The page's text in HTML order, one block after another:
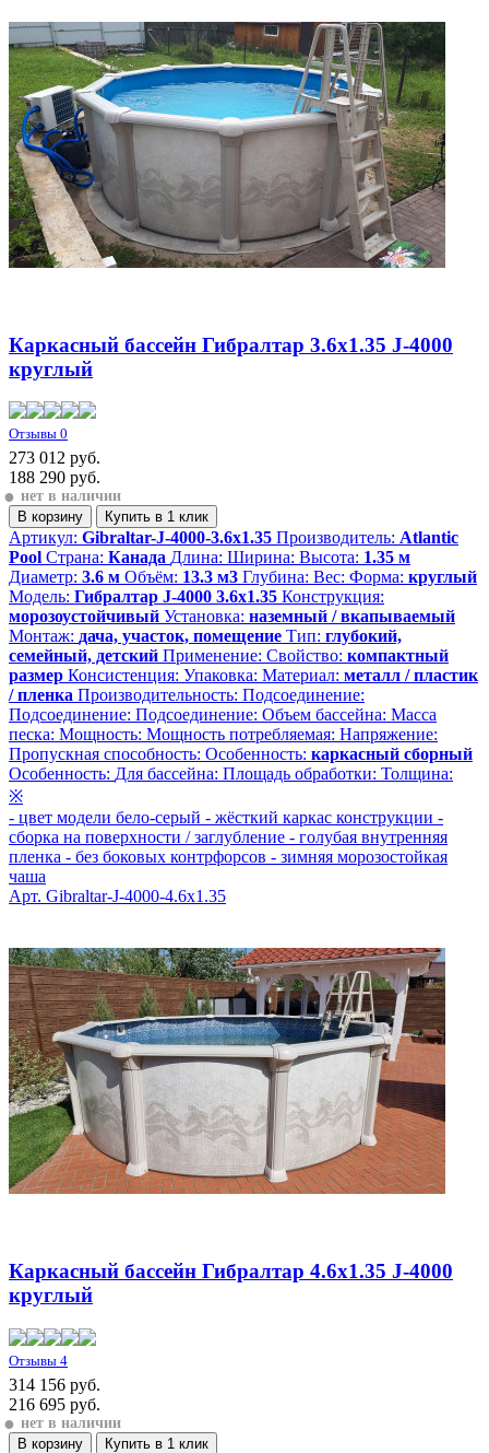
Каркасный бассейн Гибралтар 3.6х1.35 J-4000
круглый
Отзывы 0
273 012 руб.
188 290 руб.
● нет в наличии
В корзину
Купить в 1 клик
Артикул: Gibraltar-J-4000-3.6x1.35 Производитель: Atlantic
Pool Страна: Канада Длина: Ширина: Высота: 1.35 м
Диаметр: 3.6 м Объём: 13.3 м3 Глубина: Вес: Форма: круглый
Модель: Гибралтар J-4000 3.6х1.35 Конструкция:
морозоустойчивый Установка: наземный / вкапываемый
Монтаж: дача, участок, помещение Тип: глубокий,
семейный, детский Применение: Свойство: компактный
размер Консистенция: Упаковка: Материал: металл / пластик
/ пленка Производительность: Подсоединение:
Подсоединение: Подсоединение: Объем бассейна: Масса
песка: Мощность: Мощность потребляемая: Напряжение:
Пропускная способность: Особенность: каркасный сборный
Особенность: Для бассейна: Площадь обработки: Толщина:
※
- цвет модели бело-серый - жёсткий каркас конструкции -
сборка на поверхности / заглубление - голубая внутренняя
пленка - без боковых контрфорсов - зимняя морозостойкая
чаша
Арт. Gibraltar-J-4000-4.6x1.35
Каркасный бассейн Гибралтар 4.6х1.35 J-4000
круглый
Отзывы 4
314 156 руб.
216 695 руб.
● нет в наличии
В корзину
Купить в 1 клик